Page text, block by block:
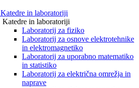
Katedre in laboratoriji
Katedre in laboratoriji
Laboratorij za fiziko
Laboratorij za osnove elektrotehnike
in elektromagnetiko
Laboratorij za uporabno matematiko
in statistiko
Laboratorij za električna omrežja in
naprave